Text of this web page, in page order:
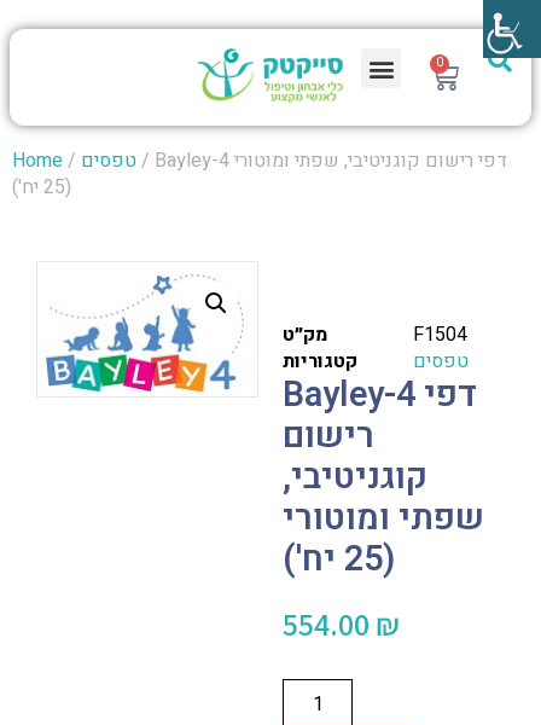
0
Home/ טפסים/ Bayley-4 דפי רישום קוגניטיבי, שפתי ומוטורי
(25 יח')
מק״ט
F1504
קטגוריות
טפסים
Bayley-4 דפי
רישום
קוגניטיבי,
שפתי ומוטורי
(25 יח')
554.00 ₪